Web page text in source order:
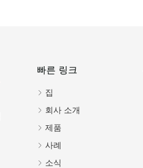
빠른 링크
집
회사 소개
제품
사례
소식